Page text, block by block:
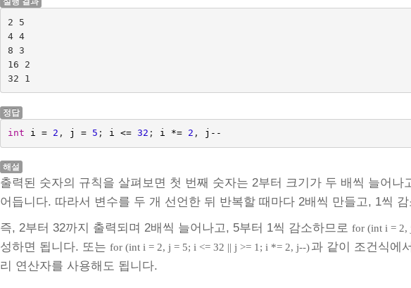
2 5
4 4
8 3
16 2
정답
int i = 2 , j = 5 ; i <= 32 ; i *= 2 , j --
해설
출력된 숫자의 규칙을 살펴보면 첫 번째 숫자는 2부터 크기가 두 배씩 늘어나
어듭니다. 따라서 변수를 두 개 선언한 뒤 반복할 때마다 2배씩 만들고, 1씩
즉, 2부터 32까지 출력되며 2배씩 늘어나고, 5부터 1씩 감소하므로for (int i = 2,
성하면 됩니다. 또는for (int i = 2, j = 5; i <= 32 || j >= 1; i *= 2, j--)과 같이 조건식에
리 연산자를 사용해도 됩니다.